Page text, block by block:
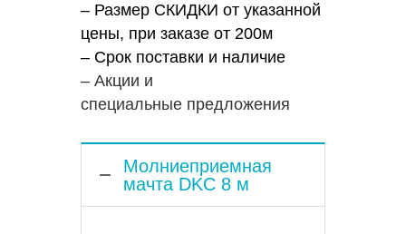
– Размер СКИДКИ от указанной
цены, при заказе от 200м
– Срок поставки и наличие
– Акции и
специальные предложения
Молниеприемная
мачта DKC 8 м